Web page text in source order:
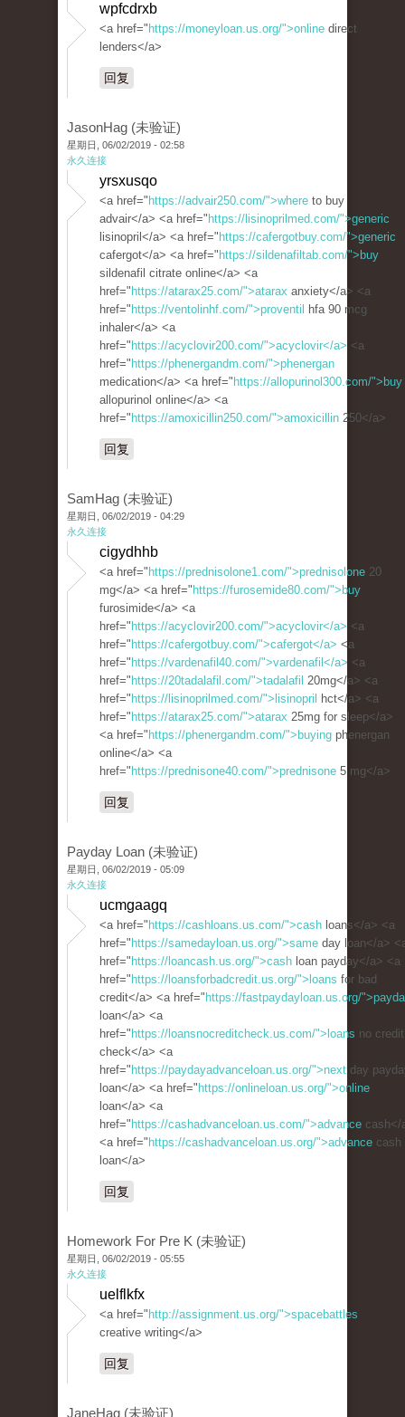
wpfcdrxb
<a href=" https://moneyloan.us.org/">online direct
lenders</a>
回复
JasonHag (未验证)
星期日, 06/02/2019 - 02:58
永久连接
yrsxusqo
<a href=" https://advair250.com/">where to buy
advair</a> <a href=" https://lisinoprilmed.com/">generic
lisinopril</a> <a href=" https://cafergotbuy.com/">generic
cafergot</a> <a href=" https://sildenafiltab.com/">buy
sildenafil citrate online</a> <a
href=" https://atarax25.com/">atarax anxiety</a> <a
href=" https://ventolinhf.com/">proventil
hfa 90 mcg
inhaler</a> <a
href=" https://acyclovir200.com/">acyclovir</a> <a
href=" https://phenergandm.com/">phenergan
medication</a> <a href=" https://allopurinol300.com/">buy
allopurinol online</a> <a
href=" https://amoxicillin250.com/">amoxicillin 250</a>
回复
SamHag (未验证)
星期日, 06/02/2019 - 04:29
永久连接
cigydhhb
<a href=" https://prednisolone1.com/">prednisolone 20
mg</a> <a href=" https://furosemide80.com/">buy
furosimide</a> <a
href=" https://acyclovir200.com/">acyclovir</a> <a
href=" https://cafergotbuy.com/">cafergot</a> <a
href=" https://vardenafil40.com/">vardenafil</a> <a
href=" https://20tadalafil.com/">tadalafil 20mg</a> <a
href=" https://lisinoprilmed.com/">lisinopril
hct</a> <a
href=" https://atarax25.com/">atarax 25mg for sleep</a>
<a href=" https://phenergandm.com/">buying phenergan
online</a> <a
href=" https://prednisone40.com/">prednisone 5 mg</a>
回复
Payday Loan (未验证)
星期日, 06/02/2019 - 05:09
永久连接
ucmgaagq
<a href=" https://cashloans.us.com/">cash loans</a> <a
href=" https://samedayloan.us.org/">same day loan</a>
href=" https://loancash.us.org/">cash loan payday</a> <a
href=" https://loansforbadcredit.us.org/">loans for bad
credit</a> <a href=" https://fastpaydayloan.us.org/
loan</a> <a
href=" https://loansnocreditcheck.us.com/">loans no credit
check</a> <a
href=" https://paydayadvanceloan.us.org/">next day
loan</a> <a href=" https://onlineloan.us.org/">online
loan</a> <a
href=" https://cashadvanceloan.us.com/">advance cash</
<a href=" https://cashadvanceloan.us.org/">advance cash
loan</a>
回复
Homework For Pre K (未验证)
星期日, 06/02/2019 - 05:55
永久连接
uelflkfx
<a href=" http://assignment.us.org/">spacebattles
creative writing</a>
回复
JaneHag (未验证)